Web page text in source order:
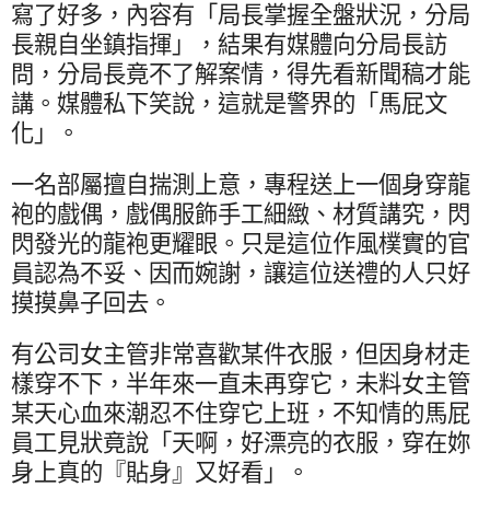
寫了好多，內容有「局長掌握全盤狀況，分局
長親自坐鎮指揮」，結果有媒體向分局長訪
問，分局長竟不了解案情，得先看新聞稿才能
講。媒體私下笑說，這就是警界的「馬屁文
化」。
一名部屬擅自揣測上意，專程送上一個身穿龍
袍的戲偶，戲偶服飾手工細緻、材質講究，閃
閃發光的龍袍更耀眼。只是這位作風樸實的官
員認為不妥、因而婉謝，讓這位送禮的人只好
摸摸鼻子回去。
有公司女主管非常喜歡某件衣服，但因身材走
樣穿不下，半年來一直未再穿它，未料女主管
某天心血來潮忍不住穿它上班，不知情的馬屁
員工見狀竟說「天啊，好漂亮的衣服，穿在妳
身上真的『貼身』又好看」。